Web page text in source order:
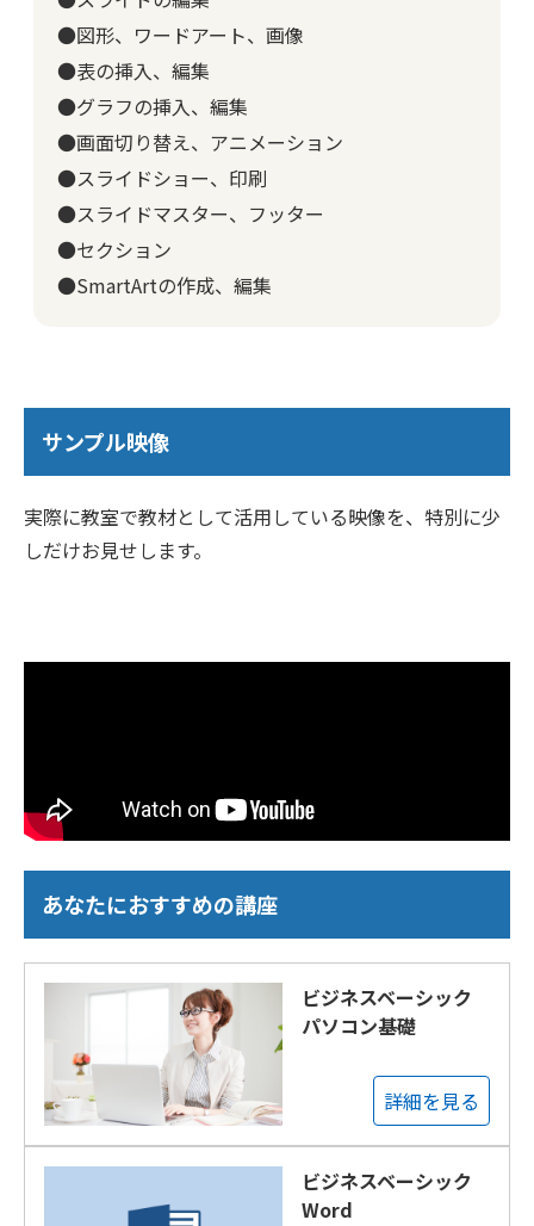
●図形、ワードアート、画像
●表の挿入、編集
●グラフの挿入、編集
●画面切り替え、アニメーション
●スライドショー、印刷
●スライドマスター、フッター
●セクション
●SmartArtの作成、編集
サンプル映像
実際に教室で教材として活用している映像を、特別に少
しだけお見せします。
あなたにおすすめの講座
ビジネスベーシック
パソコン基礎
詳細を見る
ビジネスベーシック
Word